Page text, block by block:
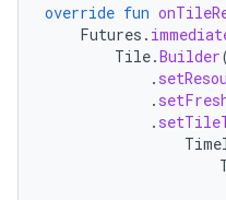
override fun
Futures .
Tile.Builder
.
.
.